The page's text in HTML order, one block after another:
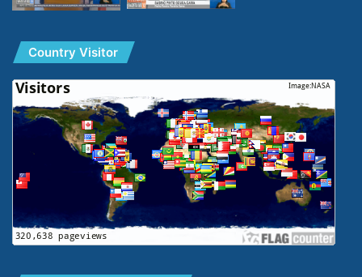
Country Visitor